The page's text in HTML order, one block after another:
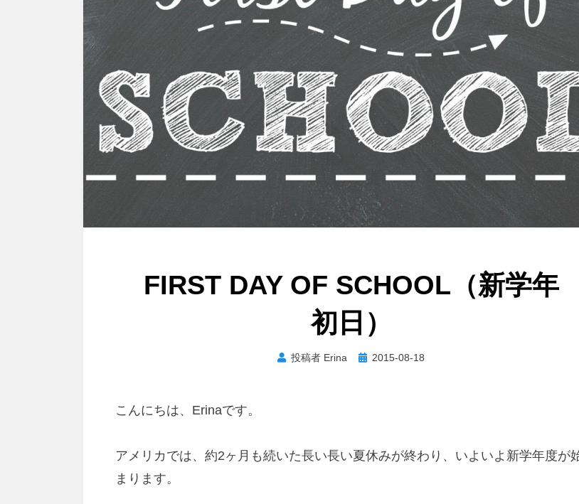
FIRST DAY OF SCHOOL（新学年
初日）
投稿者 Erina
投 2015-08-18
こんにちは、Erinaです。
アメリカでは、約2ヶ月も続いた長い長い夏休みが終わり、いよいよ新学年度が
まります。